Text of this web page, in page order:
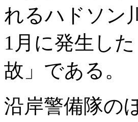
れるハドソン
1月に発生し
故」である。
沿岸警備隊の